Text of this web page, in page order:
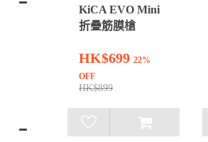
KiCA EVO Mini
折疊筋膜槍
HK$699 22%
OFF
HK$899